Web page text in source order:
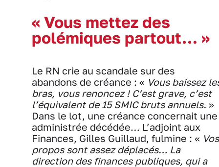
« Vous mettez des
polémiques partout… »
Le RN crie au scandale sur des
abandons de créance : « Vous baissez
bras, vous renoncez ! C’est grave, c’est
l’équivalent de 15 SMIC bruts annuels. »
Dans le lot, une créance concernait une
administrée décédée… L’adjoint aux
Finances, Gilles Guillaud, fulmine : « Vos
propos sont assez déplacés… La
direction des finances publiques, qui a